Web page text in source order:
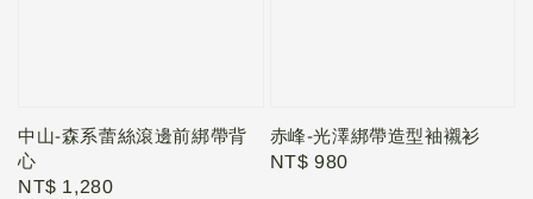
中山-森系蕾絲滾邊前綁帶背
心
Regular
NT$ 1,280
赤峰-光澤綁帶造型袖襯衫
Regular
NT$ 980